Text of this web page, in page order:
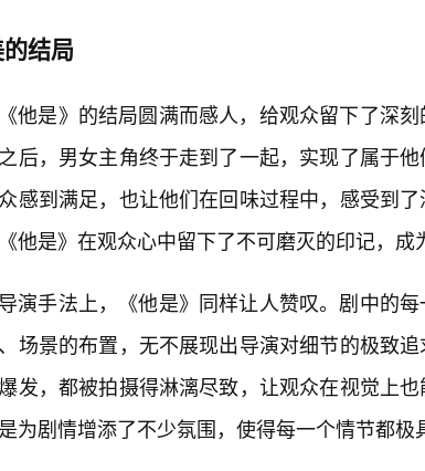
结局
《他是》的结局圆满而感人，给观众留下了深
后，男女主角终于走到了一起，实现了属于
感到满足，也让他们在回味过程中，感受到了
他是》在观众心中留下了不可磨灭的印记，成
导演手法上，《他是》同样让人赞叹。剧中的
场景的布置，无不展现出导演对细节的极致
发，都被拍摄得淋漓尽致，让观众在视觉上
为剧情增添了不少氛围，使得每一个情节都极